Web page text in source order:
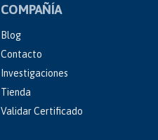
COMPAÑÍA
Blog
Contacto
Investigaciones
Tienda
Validar Certificado